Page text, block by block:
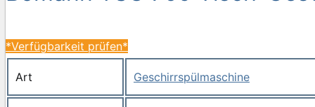
*Verfügbarkeit prüfen*
Art Geschirrspülmaschine